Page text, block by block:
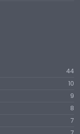
44
10
9
8
7